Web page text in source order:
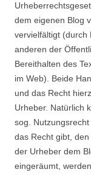
dem eigenen Blog
vervielfältigt (durch
anderen der
Bereithalten des
im Web). Beide
und das Recht
Urheber. Natürlich
sog.
das Recht gibt,
der Urheber dem
eingeräumt,